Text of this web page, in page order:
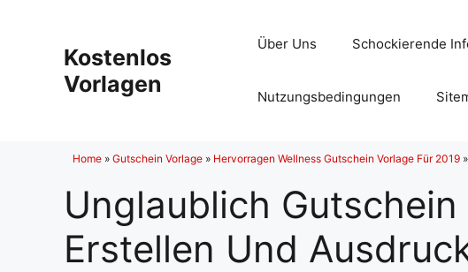
Kostenlos
Vorlagen
Über Uns Schockierende
Nutzungsbedingungen
Home » Gutschein Vorlage » Hervorragen Wellness Gutschein Vorlage Für 2019 »
Unglaublich
Erstellen Und